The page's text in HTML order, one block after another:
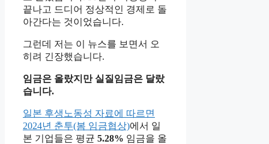
끝나고 드디어 정상적인 경제로 돌
아간다는 것이었습니다.
그런데 저는 이 뉴스를 보면서 오
히려 긴장했습니다.
임금은 올랐지만 실질임금은 달랐
습니다.
일본 후생노동성 자료에 따르면
2024년 춘투(봄 임금협상)에서 일
본 기업들은 평균 5.28% 임금을 올